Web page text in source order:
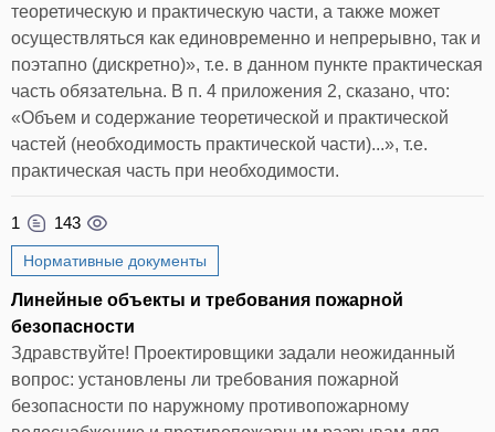
теоретическую и практическую части, а также может
осуществляться как единовременно и непрерывно, так и
поэтапно (дискретно)», т.е. в данном пункте практическая
часть обязательна. В п. 4 приложения 2, сказано, что:
«Объем и содержание теоретической и практической
частей (необходимость практической части)...», т.е.
практическая часть при необходимости.
1 143
Нормативные документы
Линейные объекты и требования пожарной
безопасности
Здравствуйте! Проектировщики задали неожиданный
вопрос: установлены ли требования пожарной
безопасности по наружному противопожарному